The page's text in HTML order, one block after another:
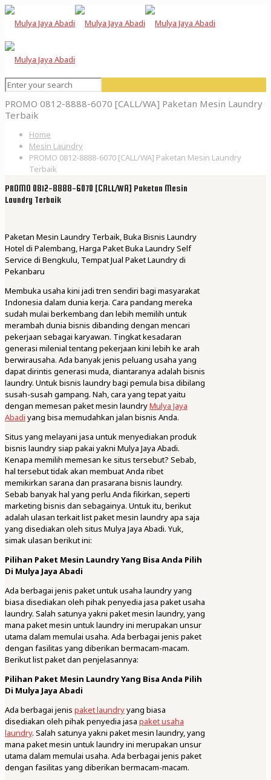
PROMO 0812-8888-6070 [CALL/WA] Paketan Mesin Laundry
Terbaik
Home
Mesin Laundry
PROMO 0812-8888-6070 [CALL/WA] Paketan Mesin Laundry
Terbaik
PROMO 0812-8888-6070 [CALL/WA] Paketan Mesin
Laundry Terbaik
Paketan Mesin Laundry Terbaik, Buka Bisnis Laundry
Hotel di Palembang, Harga Paket Buka Laundry Self
Service di Bengkulu, Tempat Jual Paket Laundry di
Pekanbaru
Membuka usaha kini jadi tren sendiri bagi masyarakat
Indonesia dalam dunia kerja. Cara pandang mereka
sudah mulai berkembang dan lebih memilih untuk
merambah dunia bisnis dibanding dengan mencari
pekerjaan sebagai karyawan. Tingkat kesadaran
generasi milenial tentang pekerjaan kini lebih ke arah
berwirausaha. Ada banyak jenis peluang usaha yang
dapat dirintis generasi muda, diantaranya adalah bisnis
laundry. Untuk bisnis laundry bagi pemula bisa dibilang
susah-susah gampang. Nah, cara yang tepat yaitu
dengan memesan paket mesin laundryMulya Jaya
Abadi yang bisa memudahkan jalan bisnis Anda.
Situs yang melayani jasa untuk menyediakan produk
bisnis laundry siap pakai yakni Mulya Jaya Abadi.
Kenapa memilih memesan ke situs tersebut? Sebab,
hal tersebut tidak akan membuat Anda ribet
memikirkan sarana dan prasarana bisnis laundry.
Sebab banyak hal yang perlu Anda fikirkan, seperti
marketing bisnis dan sebagainya. Untuk itu, berikut
adalah ulasan terkait list paket mesin laundry apa saja
yang disediakan oleh situs Mulya Jaya Abadi. Yuk,
simak ulasan berikut ini:
Pilihan Paket Mesin Laundry Yang Bisa Anda Pilih
Di Mulya Jaya Abadi
Ada berbagai jenis paket untuk usaha laundry yang
biasa disediakan oleh pihak penyedia jasa paket usaha
laundry. Salah satunya yakni paket mesin laundry, yang
mana paket mesin untuk laundry ini merupakan unsur
utama dalam memulai usaha. Ada berbagai jenis paket
dengan fasilitas yang diberikan bermacam-macam.
Berikut list paket dan penjelasannya:
Pilihan Paket Mesin Laundry Yang Bisa Anda Pilih
Di Mulya Jaya Abadi
Ada berbagai jenis paket laundryyang biasa
disediakan oleh pihak penyedia jasa paket usaha
laundry. Salah satunya yakni paket mesin laundry, yang
mana paket mesin untuk laundry ini merupakan unsur
utama dalam memulai usaha. Ada berbagai jenis paket
dengan fasilitas yang diberikan bermacam-macam.